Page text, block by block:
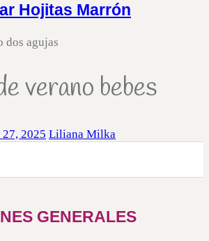
Hojitas Marrón
verano bebes
2025 Liliana Milka
GENERALES